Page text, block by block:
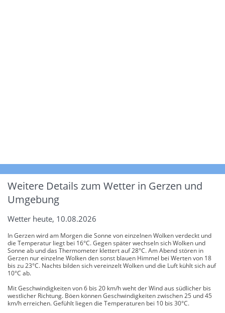
Weitere Details zum Wetter in Gerzen und
Umgebung
Wetter heute, 10.08.2026
In Gerzen wird am Morgen die Sonne von einzelnen Wolken verdeckt und
die Temperatur liegt bei 16°C. Gegen später wechseln sich Wolken und
Sonne ab und das Thermometer klettert auf 28°C. Am Abend stören in
Gerzen nur einzelne Wolken den sonst blauen Himmel bei Werten von 18
bis zu 23°C. Nachts bilden sich vereinzelt Wolken und die Luft kühlt sich auf
10°C ab.
Mit Geschwindigkeiten von 6 bis 20 km/h weht der Wind aus südlicher bis
westlicher Richtung. Böen können Geschwindigkeiten zwischen 25 und 45
km/h erreichen. Gefühlt liegen die Temperaturen bei 10 bis 30°C.